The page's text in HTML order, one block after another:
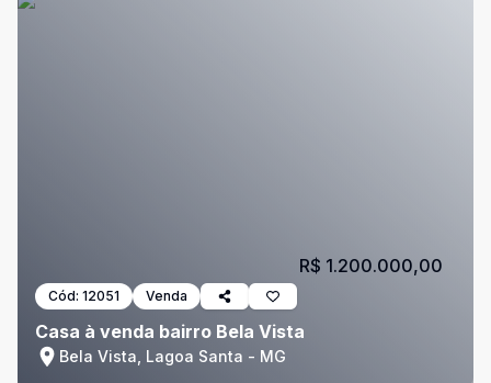
Cód: 12051 Venda
Casa à venda bairro Bela Vista
Bela Vista, Lagoa Santa - MG
R$ 1.200.000,00